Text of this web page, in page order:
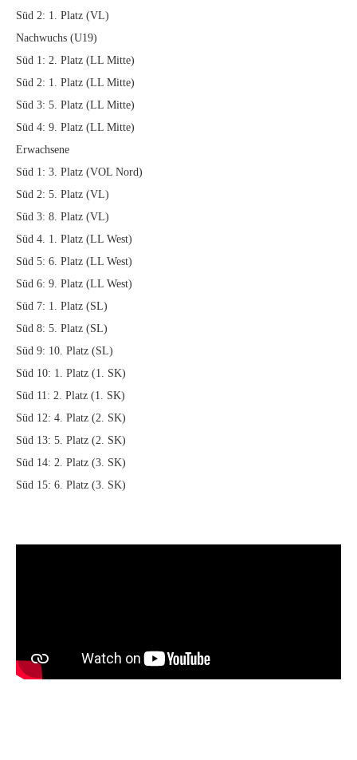
Süd 2: 1. Platz (VL)
Nachwuchs (U19)
Süd 1: 2. Platz (LL Mitte)
Süd 2: 1. Platz (LL Mitte)
Süd 3: 5. Platz (LL Mitte)
Süd 4: 9. Platz (LL Mitte)
Erwachsene
Süd 1: 3. Platz (VOL Nord)
Süd 2: 5. Platz (VL)
Süd 3: 8. Platz (VL)
Süd 4. 1. Platz (LL West)
Süd 5: 6. Platz (LL West)
Süd 6: 9. Platz (LL West)
Süd 7: 1. Platz (SL)
Süd 8: 5. Platz (SL)
Süd 9: 10. Platz (SL)
Süd 10: 1. Platz (1. SK)
Süd 11: 2. Platz (1. SK)
Süd 12: 4. Platz (2. SK)
Süd 13: 5. Platz (2. SK)
Süd 14: 2. Platz (3. SK)
Süd 15: 6. Platz (3. SK)